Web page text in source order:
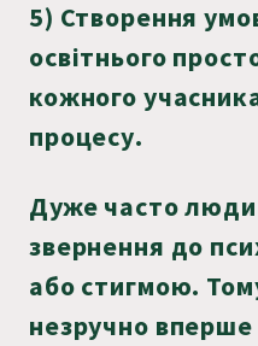
5) Створення
освітнього
кожного
процесу.
Дуже часто
звернення до
або стигмою.
незручно